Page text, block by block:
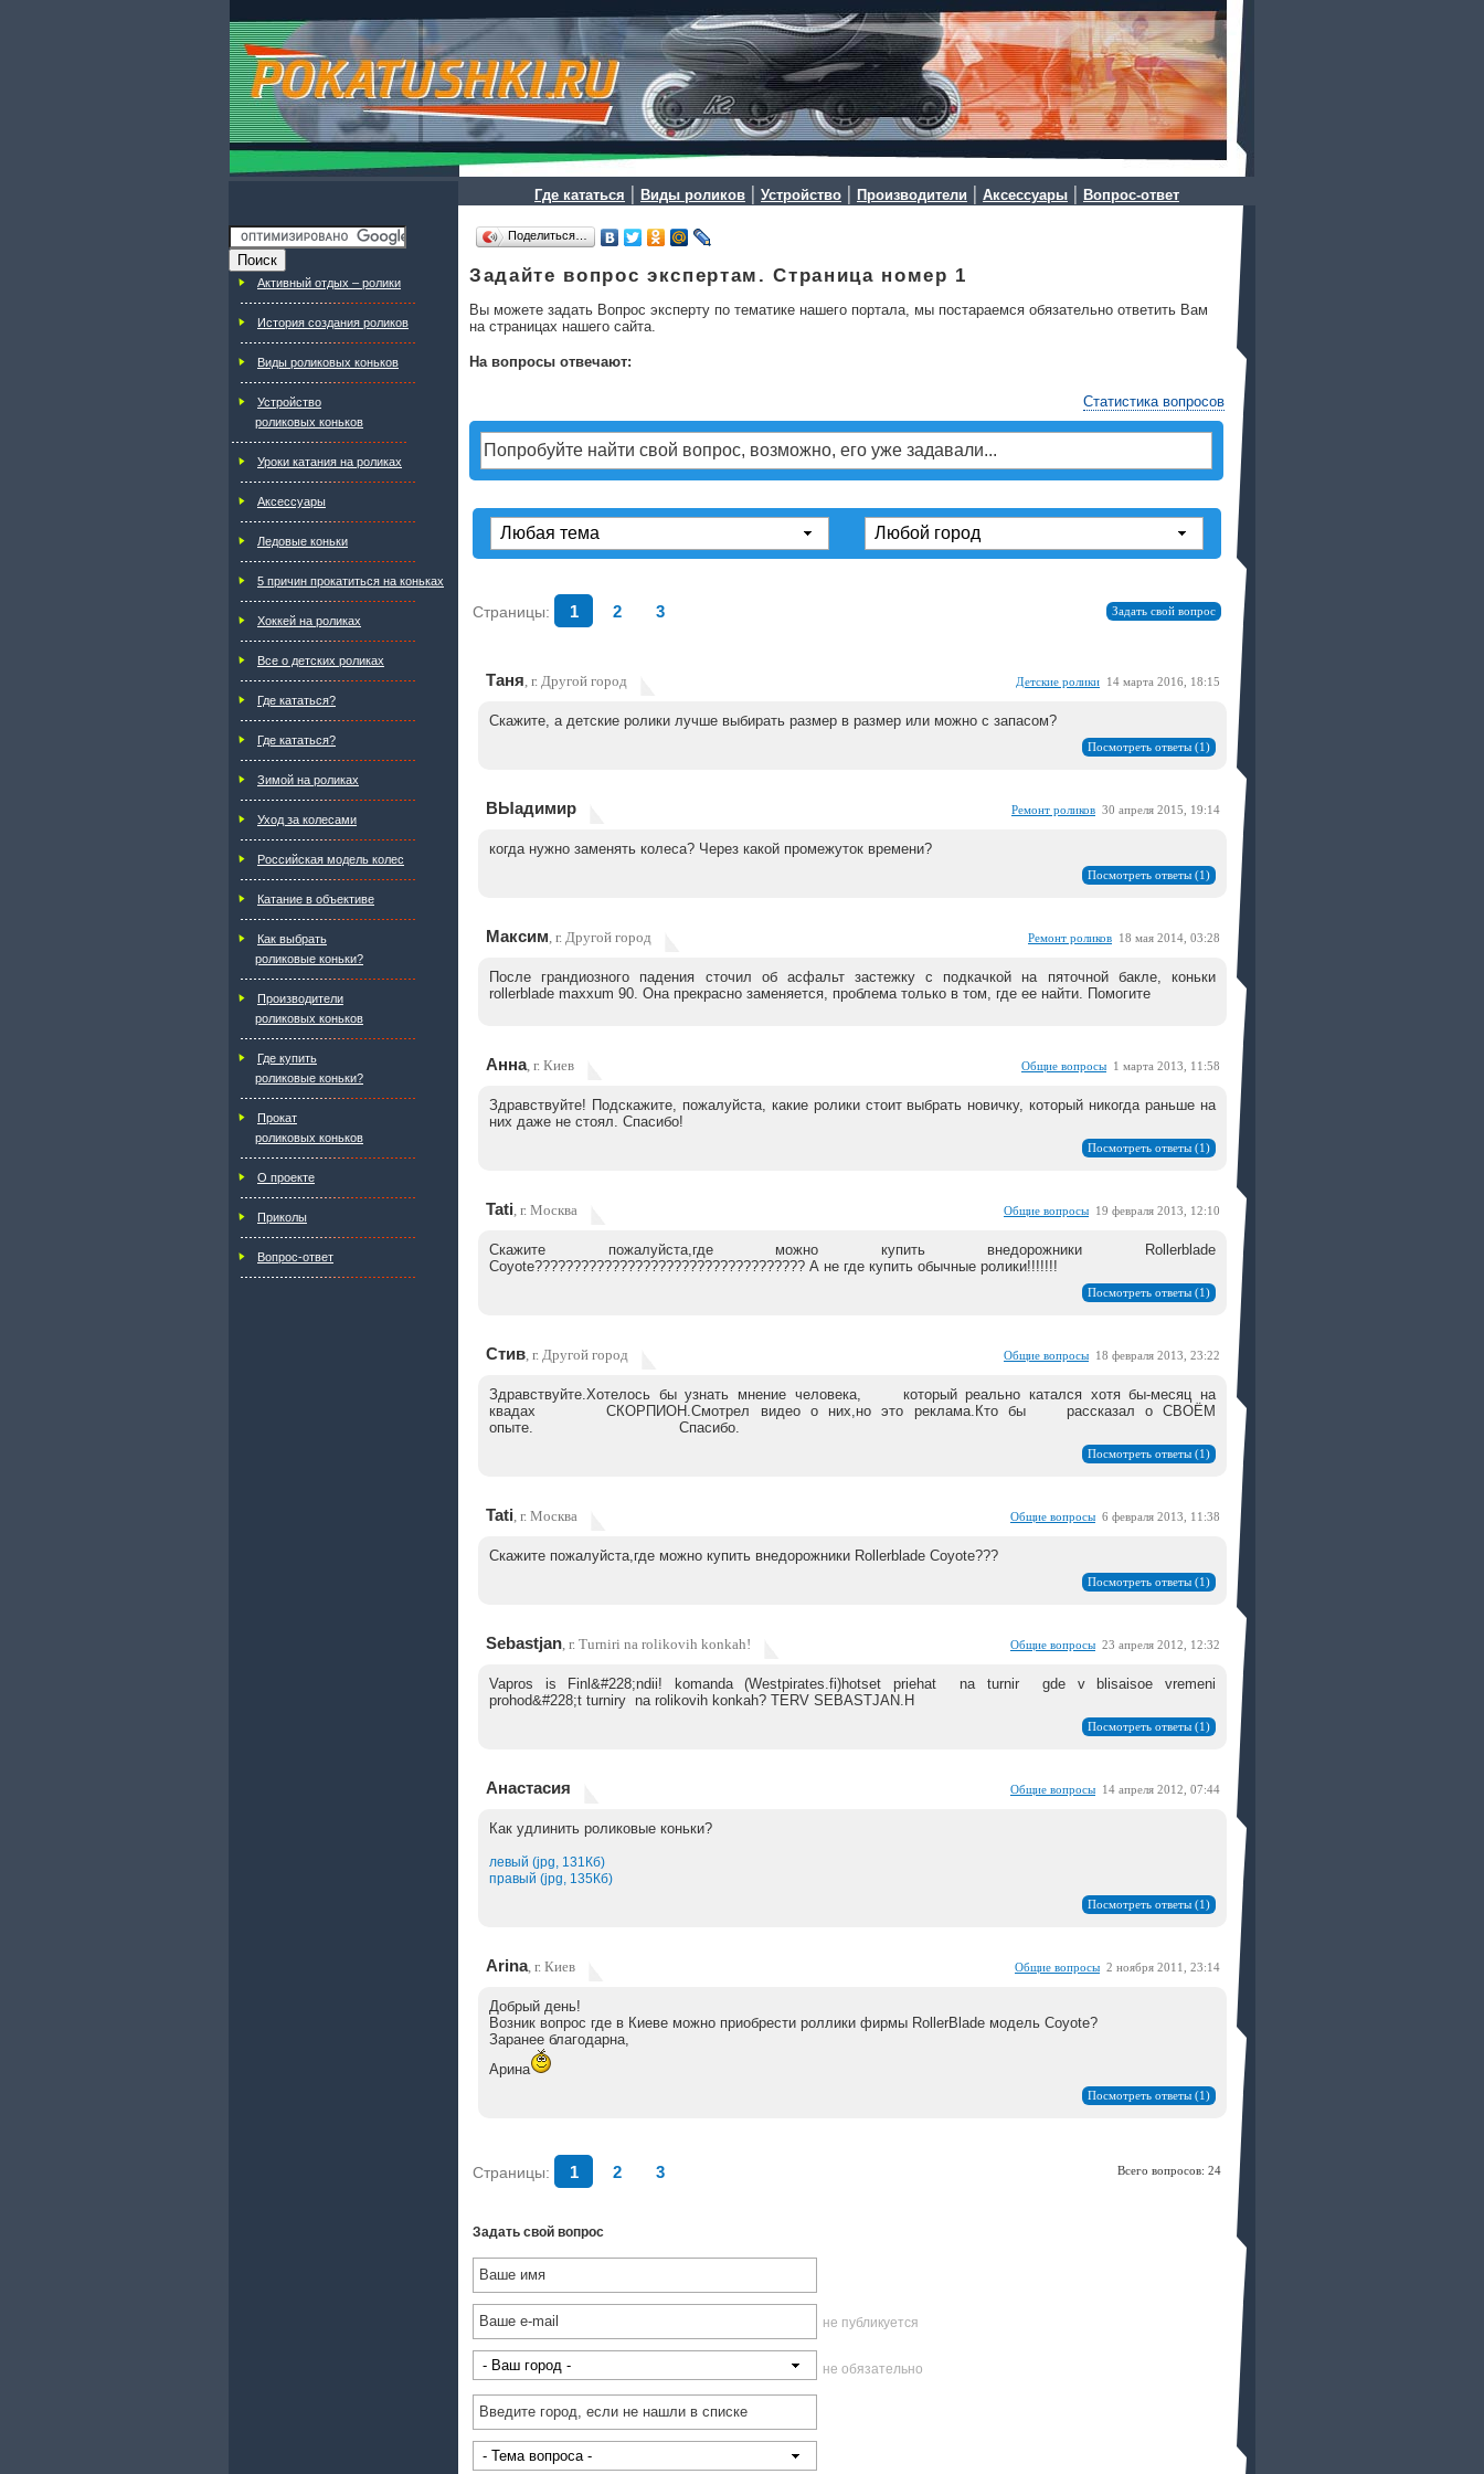
Где кататься | Виды роликов | Устройство | Производители | Аксессуары | Вопрос-ответ
Активный отдых – ролики
История создания роликов
Виды роликовых коньков
Устройство
роликовых коньков
Уроки катания на роликах
Аксессуары
Ледовые коньки
5 причин прокатиться на коньках
Хоккей на роликах
Все о детских роликах
Где кататься?
Где кататься?
Зимой на роликах
Уход за колесами
Российская модель колес
Катание в объективе
Как выбрать
роликовые коньки?
Производители
роликовых коньков
Где купить
роликовые коньки?
Прокат
роликовых коньков
О проекте
Приколы
Вопрос-ответ
Поделиться…
Задайте вопрос экспертам. Страница номер 1
Вы можете задать Вопрос эксперту по тематике нашего портала, мы постараемся обязательно ответить Вам
на страницах нашего сайта.
На вопросы отвечают:
Статистика вопросов
Страницы: 1 2 3 Задать свой вопрос
Таня , г. Другой город Детские ролики 14 марта 2016, 18:15
Скажите, а детские ролики лучше выбирать размер в размер или можно с запасом?
Посмотреть ответы (1)
ВЫадимир Ремонт роликов 30 апреля 2015, 19:14
когда нужно заменять колеса? Через какой промежуток времени?
Посмотреть ответы (1)
Максим , г. Другой город Ремонт роликов 18 мая 2014, 03:28
После грандиозного падения сточил об асфальт застежку с подкачкой на пяточной бакле, коньки
rollerblade maxxum 90. Она прекрасно заменяется, проблема только в том, где ее найти. Помогите
Анна, г. Киев Общие вопросы 1 марта 2013, 11:58
Здравствуйте! Подскажите, пожалуйста, какие ролики стоит выбрать новичку, который никогда раньше на
них даже не стоял. Спасибо!
Посмотреть ответы (1)
Tati , г. Москва Общие вопросы 19 февраля 2013, 12:10
Скажите пожалуйста,где можно купить внедорожники Rollerblade
Coyote??????????????????????????????????? А не где купить обычные ролики!!!!!!!
Посмотреть ответы (1)
Стив , г. Другой город Общие вопросы 18 февраля 2013, 23:22
Здравствуйте.Хотелось бы узнать мнение человека, который реально катался хотя бы-месяц на
квадах СКОРПИОН.Смотрел видео о них,но это реклама.Кто бы рассказал о СВОЁМ
опыте. Спасибо.
Посмотреть ответы (1)
Tati , г. Москва Общие вопросы 6 февраля 2013, 11:38
Скажите пожалуйста,где можно купить внедорожники Rollerblade Coyote???
Посмотреть ответы (1)
Sebastjan , г. Turniri na rolikovih konkah! Общие вопросы 23 апреля 2012, 12:32
Vapros is Finl&#228;ndii! komanda (Westpirates.fi)hotset priehat na turnir gde v blisaisoe vremeni
prohod&#228;t turniry na rolikovih konkah? TERV SEBASTJAN.H
Посмотреть ответы (1)
Анастасия Общие вопросы 14 апреля 2012, 07:44
Как удлинить роликовые коньки?
левый (jpg, 131Кб)
правый (jpg, 135Кб)
Посмотреть ответы (1)
Arina, г. Киев Общие вопросы 2 ноября 2011, 23:14
Добрый день!
Возник вопрос где в Киеве можно приобрести роллики фирмы RollerBlade модель Coyote?
Заранее благодарна,
Арина
Посмотреть ответы (1)
Страницы: 1 2 3 Всего вопросов: 24
Задать свой вопрос
не публикуется
не обязательно